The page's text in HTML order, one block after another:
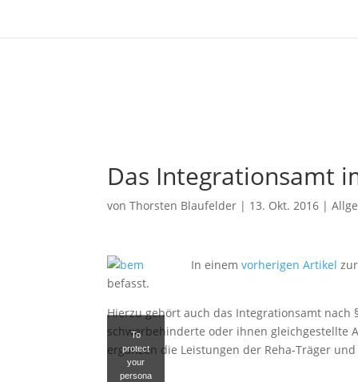
Das Integrationsamt
vonThorsten Blaufelder | 13. Okt. 2016 |
In einemvorherigen Artikel
befasst.
Hierzu gehört auch das Integrationsamt nach
schwerbehinderte oder ihnen gleichgestellte
ergänzen die Leistungen der Reha-Träger
To
protect
your
persona